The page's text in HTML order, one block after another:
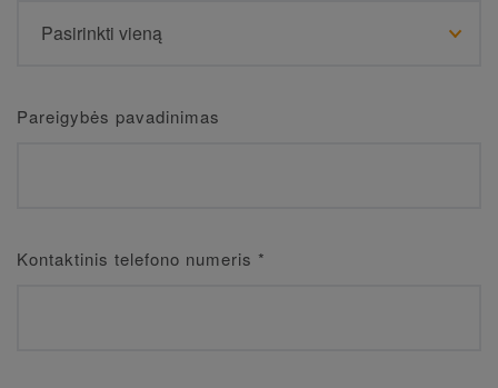
Pareigybės pavadinimas
Kontaktinis telefono numeris *